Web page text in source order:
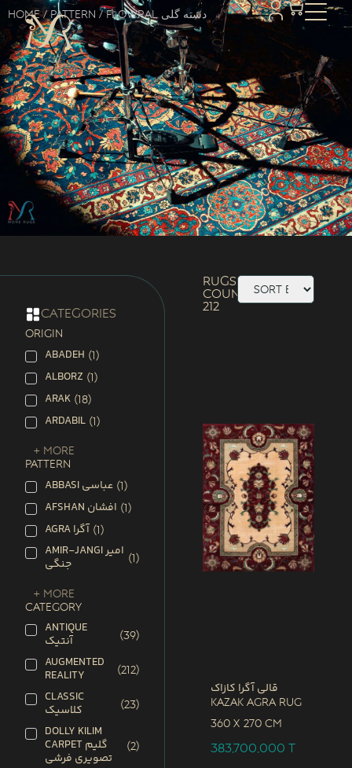
Home / Pattern / Flowral دسته گلی
categories
ORIGIN
ABADEH (1)
ALBORZ (1)
ARAK (18)
ARDABIL (1)
+ More
PATTERN
ABBASI عباسی (1)
AFSHAN افشان (1)
AGRA آگرا (1)
AMIR-JANGI امیر
جنگی (1)
+ More
CATEGORY
ANTIQUE
آنتیک (39)
AUGMENTED
REALITY (212)
CLASSIC
کلاسیک (23)
DOLLY KILIM
CARPET گلیم
تصویری فرشی
(2)
Rugs
Count:
212
قالی آگرا کازاک
Kazak Agra Rug
360 x 270 CM
383,700,000T